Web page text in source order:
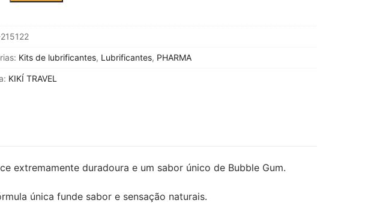
Kits de lubrificantes, Lubrificantes, PHARMA
KIKÍ TRAVEL
extremamente duradoura e um sabor único de Bubble Gum.
única funde sabor e sensação naturais.